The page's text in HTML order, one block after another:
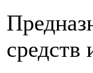
средств